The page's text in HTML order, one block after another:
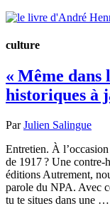
culture
« Même dans
historiques à
ParJulien Salingue
Entretien. À
de 1917 ? Une contre-
éditions Autrement,
parole du NPA. Avec
tu te situes dans une …